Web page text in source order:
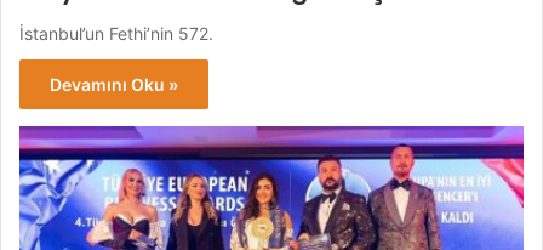
İstanbul’un Fethi’nin 572.
Devamını Oku »